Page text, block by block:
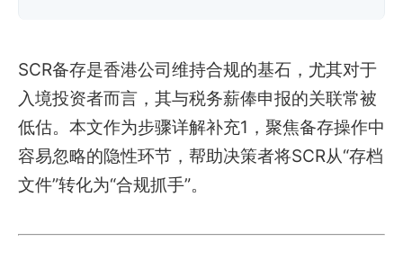
SCR备存是香港公司维持合规的基石，尤其对于
入境投资者而言，其与税务薪俸申报的关联常被
低估。本文作为步骤详解补充1，聚焦备存操作中
容易忽略的隐性环节，帮助决策者将SCR从“存档
文件”转化为“合规抓手”。